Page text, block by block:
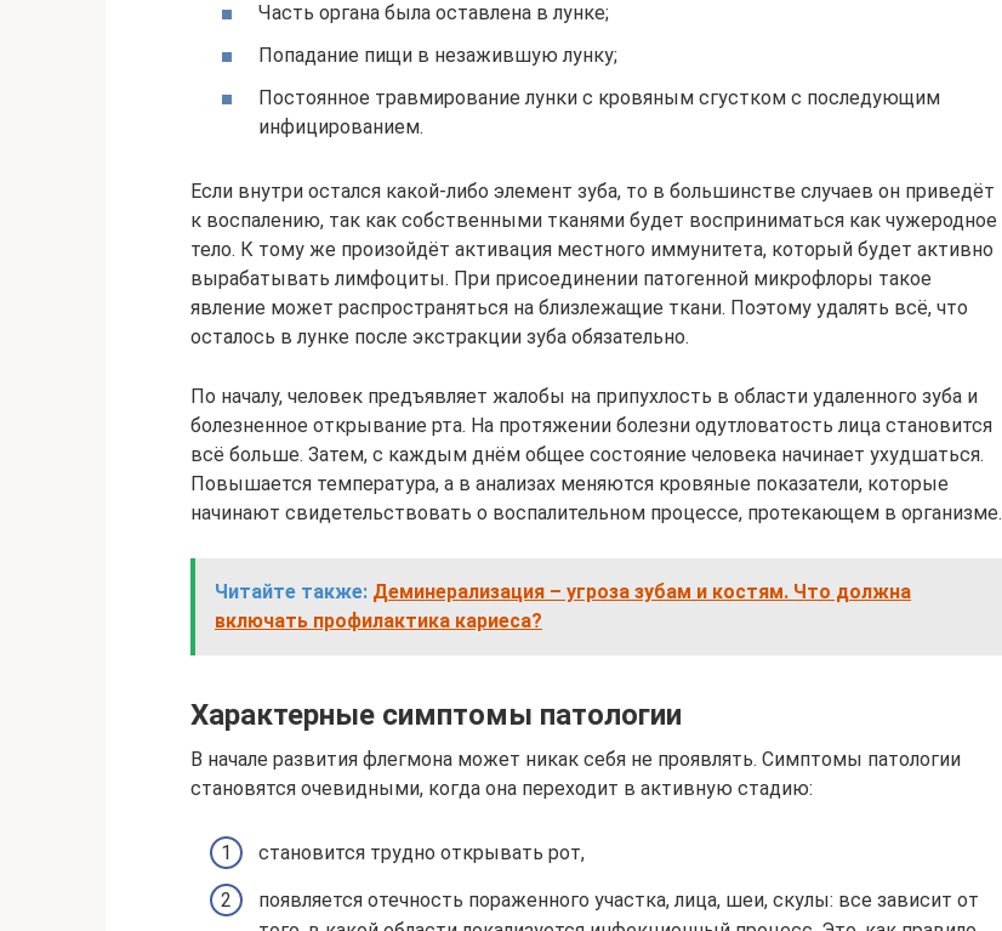
Часть органа была оставлена в лунке;
Попадание пищи в незажившую лунку;
Постоянное травмирование лунки с кровяным сгустком с последующим
инфицированием.
Если внутри остался какой-либо элемент зуба, то в большинстве случаев он приведёт
к воспалению, так как собственными тканями будет восприниматься как чужеродное
тело. К тому же произойдёт активация местного иммунитета, который будет активно
вырабатывать лимфоциты. При присоединении патогенной микрофлоры такое
явление может распространяться на близлежащие ткани. Поэтому удалять всё, что
осталось в лунке после экстракции зуба обязательно.
По началу, человек предъявляет жалобы на припухлость в области удаленного зуба и
болезненное открывание рта. На протяжении болезни одутловатость лица становится
всё больше. Затем, с каждым днём общее состояние человека начинает ухудшаться.
Повышается температура, а в анализах меняются кровяные показатели, которые
начинают свидетельствовать о воспалительном процессе, протекающем в организме.
Читайте также: Деминерализация – угроза зубам и костям. Что должна
включать профилактика кариеса?
Характерные симптомы патологии
В начале развития флегмона может никак себя не проявлять. Симптомы патологии
становятся очевидными, когда она переходит в активную стадию:
становится трудно открывать рот,
появляется отечность пораженного участка, лица, шеи, скулы: все зависит от